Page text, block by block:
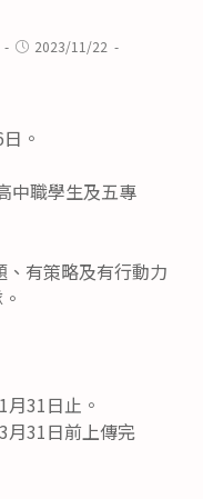
Post2023/11/22
。
中職學生及五專
有策略及有行動力
31日止。
月31日前上傳完